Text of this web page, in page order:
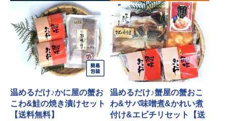
温めるだけ♪かに屋の蟹お
こわ&鮭の焼き漬けセット
【送料無料】
温めるだけ♪蟹屋の蟹おこ
わ&サバ味噌煮&かれい煮
付け&エビチリセット【送